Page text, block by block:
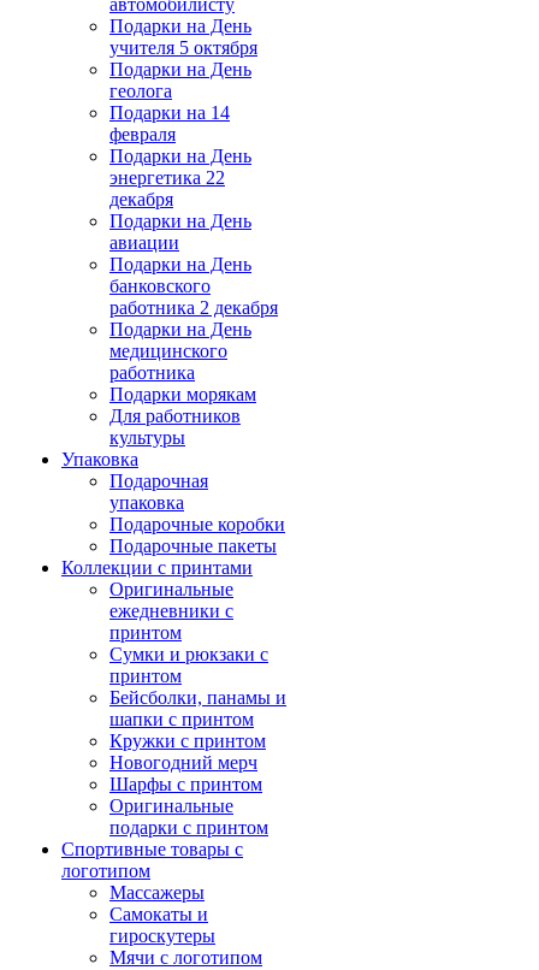
автомобилисту
Подарки на День
учителя 5 октября
Подарки на День
геолога
Подарки на 14
февраля
Подарки на День
энергетика 22
декабря
Подарки на День
авиации
Подарки на День
банковского
работника 2 декабря
Подарки на День
медицинского
работника
Подарки морякам
Для работников
культуры
Упаковка
Подарочная
упаковка
Подарочные коробки
Подарочные пакеты
Коллекции с принтами
Оригинальные
ежедневники с
принтом
Сумки и рюкзаки с
принтом
Бейсболки, панамы и
шапки с принтом
Кружки с принтом
Новогодний мерч
Шарфы с принтом
Оригинальные
подарки с принтом
Спортивные товары с
логотипом
Массажеры
Самокаты и
гироскутеры
Мячи с логотипом